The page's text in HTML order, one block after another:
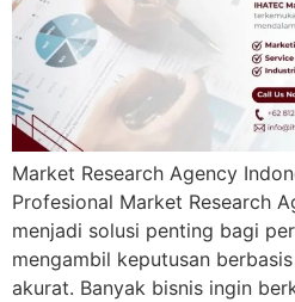
Market Research Agency
Profesional Market Research
menjadi solusi penting bagi
mengambil keputusan
akurat. Banyak bisnis ingin